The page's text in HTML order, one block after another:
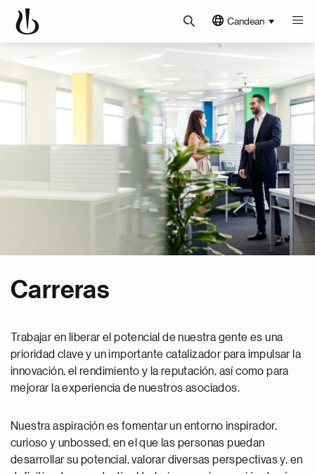
Candean
Carreras
Trabajar en liberar el potencial de nuestra gente es una
prioridad clave y un importante catalizador para impulsar la
innovación, el rendimiento y la reputación, así como para
mejorar la experiencia de nuestros asociados.
Nuestra aspiración es fomentar un entorno inspirador,
curioso y unbossed, en el que las personas puedan
desarrollar su potencial, valorar diversas perspectivas y, en